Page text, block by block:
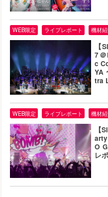
【
7＠
c
YA
tra
WEB限定 ライブレポート 機材
【
O
レ
WEB限定 ライブレポート 機材